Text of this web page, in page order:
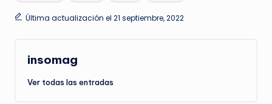
Última actualización el 21 septiembre, 2022
insomag
Ver todas las entradas